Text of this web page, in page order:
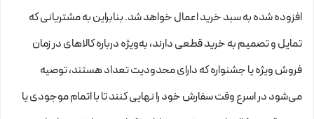
افزوده شده به سبد خرید اعمال خواهد شد. بنابراین به مشتریانی که
تمایل و تصمیم به خرید قطعی دارند، به‌ویژه درباره کالاهای در زمان
فروش ویژه یا جشنواره که دارای محدودیت تعداد هستند، توصیه
می‌شود در اسرع وقت سفارش خود را نهایی کنند تا با اتمام موجودی یا